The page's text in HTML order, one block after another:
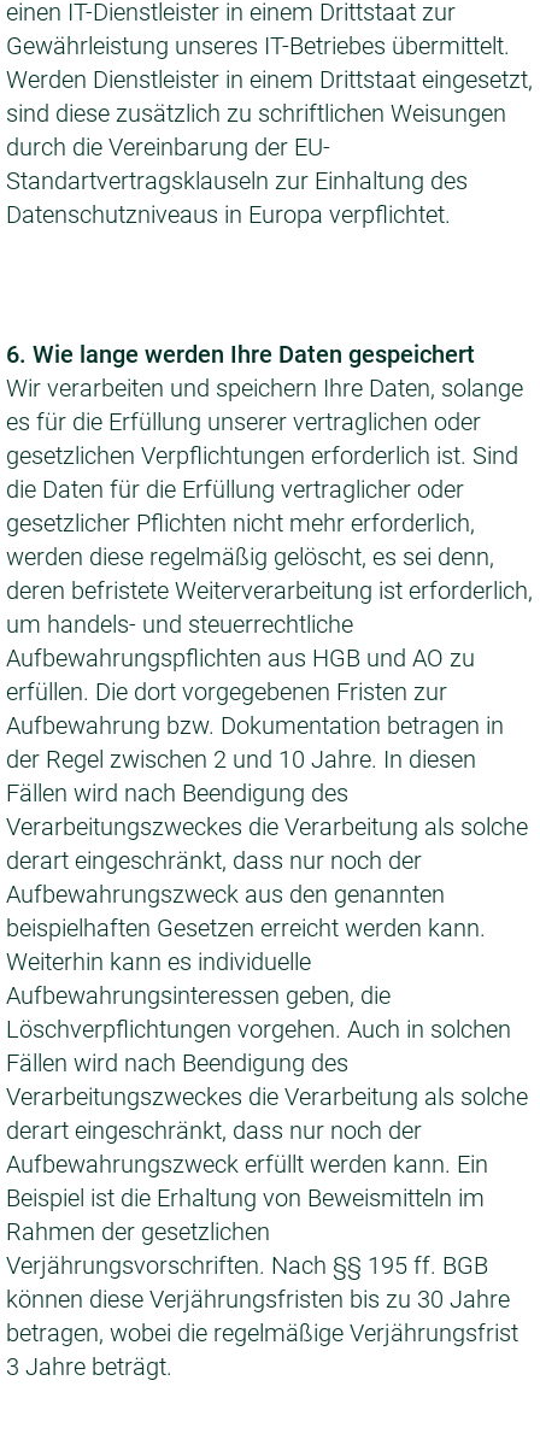
einen IT-Dienstleister in einem Drittstaat zur
Gewährleistung unseres IT-Betriebes übermittelt.
Werden Dienstleister in einem Drittstaat eingesetzt,
sind diese zusätzlich zu schriftlichen Weisungen
durch die Vereinbarung der EU-
Standartvertragsklauseln zur Einhaltung des
Datenschutzniveaus in Europa verpflichtet.
6. Wie lange werden Ihre Daten gespeichert
Wir verarbeiten und speichern Ihre Daten, solange
es für die Erfüllung unserer vertraglichen oder
gesetzlichen Verpflichtungen erforderlich ist. Sind
die Daten für die Erfüllung vertraglicher oder
gesetzlicher Pflichten nicht mehr erforderlich,
werden diese regelmäßig gelöscht, es sei denn,
deren befristete Weiterverarbeitung ist erforderlich,
um handels- und steuerrechtliche
Aufbewahrungspflichten aus HGB und AO zu
erfüllen. Die dort vorgegebenen Fristen zur
Aufbewahrung bzw. Dokumentation betragen in
der Regel zwischen 2 und 10 Jahre. In diesen
Fällen wird nach Beendigung des
Verarbeitungszweckes die Verarbeitung als solche
derart eingeschränkt, dass nur noch der
Aufbewahrungszweck aus den genannten
beispielhaften Gesetzen erreicht werden kann.
Weiterhin kann es individuelle
Aufbewahrungsinteressen geben, die
Löschverpflichtungen vorgehen. Auch in solchen
Fällen wird nach Beendigung des
Verarbeitungszweckes die Verarbeitung als solche
derart eingeschränkt, dass nur noch der
Aufbewahrungszweck erfüllt werden kann. Ein
Beispiel ist die Erhaltung von Beweismitteln im
Rahmen der gesetzlichen
Verjährungsvorschriften. Nach §§ 195 ff. BGB
können diese Verjährungsfristen bis zu 30 Jahre
betragen, wobei die regelmäßige Verjährungsfrist
3 Jahre beträgt.